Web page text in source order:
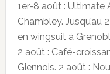
1er-8 août : Ultimate
Chambley. Jusqu’au
en wingsuit à
2 août : Café-
Giennois. 2 août :